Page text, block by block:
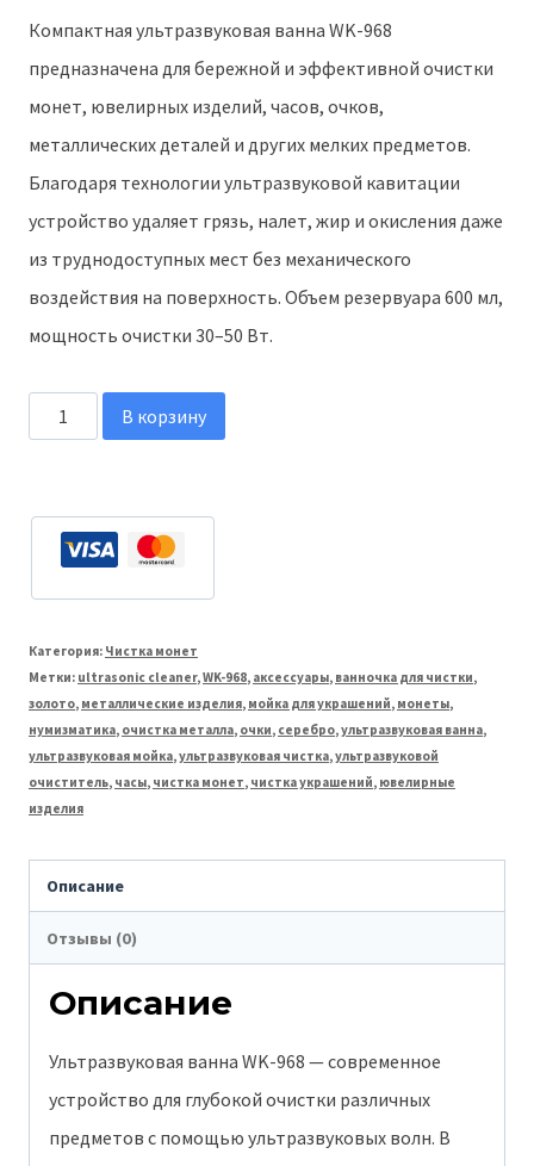
составляла
89,99 €.
59,99 €.
Компактная ультразвуковая ванна WK-968
предназначена для бережной и эффективной очистки
монет, ювелирных изделий, часов, очков,
металлических деталей и других мелких предметов.
Благодаря технологии ультразвуковой кавитации
устройство удаляет грязь, налет, жир и окисления даже
из труднодоступных мест без механического
воздействия на поверхность. Объем резервуара 600 мл,
мощность очистки 30–50 Вт.
Количество
ванна
WK-
968
мл
для
чистки
монет,
часов,
очков
изделий.
В корзину
Категория: Чистка монет
Метки: ultrasonic cleaner,WK-968, аксессуары, ванночка для чистки,
золото, металлические изделия, мойка для украшений, монеты,
нумизматика, очистка металла, очки, серебро,ультразвуковая ванна,
ультразвуковая мойка,ультразвуковая чистка,ультразвуковой
очиститель, часы, чистка монет, чистка украшений, ювелирные
изделия
Описание
Отзывы (0)
Описание
Ультразвуковая ванна WK-968 — современное
устройство для глубокой очистки различных
предметов с помощью ультразвуковых волн. В